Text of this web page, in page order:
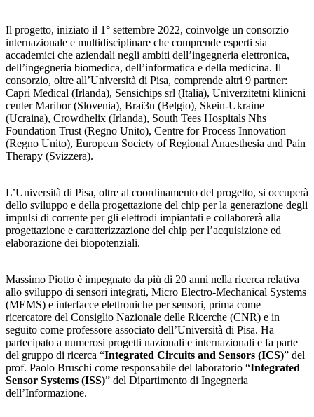
Il progetto, iniziato il 1° settembre 2022, coinvolge un consorzio
internazionale e multidisciplinare che comprende esperti sia
accademici che aziendali negli ambiti dell’ingegneria elettronica,
dell’ingegneria biomedica, dell’informatica e della medicina. Il
consorzio, oltre all’Università di Pisa, comprende altri 9 partner:
Capri Medical (Irlanda), Sensichips srl (Italia), Univerzitetni klinicni
center Maribor (Slovenia), Brai3n (Belgio), Skein-Ukraine
(Ucraina), Crowdhelix (Irlanda), South Tees Hospitals Nhs
Foundation Trust (Regno Unito), Centre for Process Innovation
(Regno Unito), European Society of Regional Anaesthesia and Pain
Therapy (Svizzera).
L’Università di Pisa, oltre al coordinamento del progetto, si occuperà
dello sviluppo e della progettazione del chip per la generazione degli
impulsi di corrente per gli elettrodi impiantati e collaborerà alla
progettazione e caratterizzazione del chip per l’acquisizione ed
elaborazione dei biopotenziali.
Massimo Piotto è impegnato da più di 20 anni nella ricerca relativa
allo sviluppo di sensori integrati, Micro Electro-Mechanical Systems
(MEMS) e interfacce elettroniche per sensori, prima come
ricercatore del Consiglio Nazionale delle Ricerche (CNR) e in
seguito come professore associato dell’Università di Pisa. Ha
partecipato a numerosi progetti nazionali e internazionali e fa parte
del gruppo di ricerca “Integrated Circuits and Sensors (ICS)” del
prof. Paolo Bruschi come responsabile del laboratorio “Integrated
Sensor Systems (ISS)” del Dipartimento di Ingegneria
dell’Informazione.